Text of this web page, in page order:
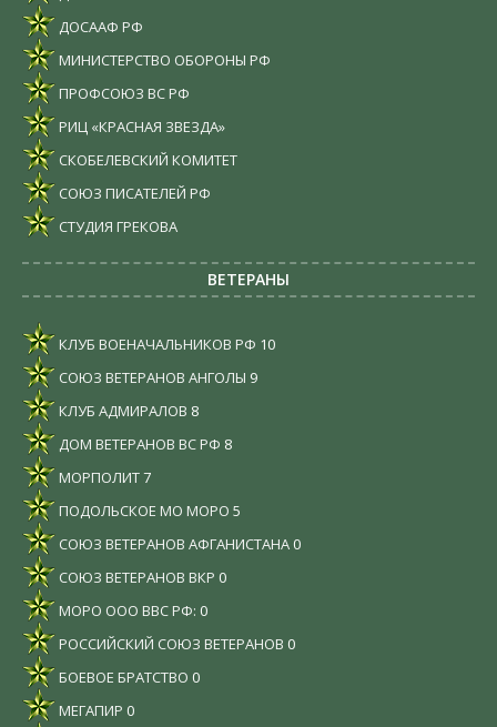
ДОСААФ РФ
МИНИСТЕРСТВО ОБОРОНЫ РФ
ПРОФСОЮЗ ВС РФ
РИЦ «КРАСНАЯ ЗВЕЗДА»
СКОБЕЛЕВСКИЙ КОМИТЕТ
СОЮЗ ПИСАТЕЛЕЙ РФ
СТУДИЯ ГРЕКОВА
ВЕТЕРАНЫ
КЛУБ ВОЕНАЧАЛЬНИКОВ РФ 10
СОЮЗ ВЕТЕРАНОВ АНГОЛЫ 9
КЛУБ АДМИРАЛОВ 8
ДОМ ВЕТЕРАНОВ ВС РФ 8
МОРПОЛИТ7
ПОДОЛЬСКОЕ МО МОРО 5
СОЮЗ ВЕТЕРАНОВ АФГАНИСТАНА 0
СОЮЗ ВЕТЕРАНОВ ВКР 0
МОРО ООО ВВС РФ: 0
РОССИЙСКИЙ СОЮЗ ВЕТЕРАНОВ 0
БОЕВОЕ БРАТСТВО 0
МЕГАПИР 0